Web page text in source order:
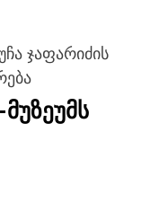
ჯაფარიძის